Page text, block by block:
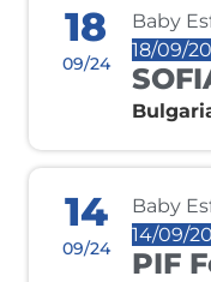
18
09/24
Baby
18/09/
14
09/24
Baby
14/09/
PIF